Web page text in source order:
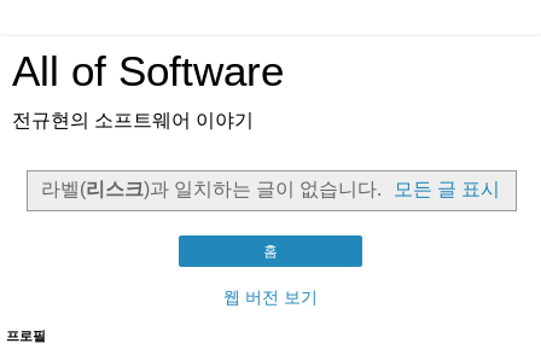
All of Software
전규현의 소프트웨어 이야기
라벨(리스크)과 일치하는 글이 없습니다. 모든 글 표시
홈
웹 버전 보기
프로필